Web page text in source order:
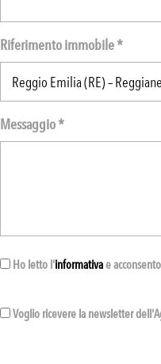
Riferimento immobile *
Messaggio *
Ho letto l'informativae
Voglio ricevere la newsletter